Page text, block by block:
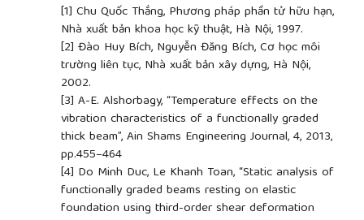
[1] Chu Quốc Thắng, Phương pháp phần tử hữu hạn,
Nhà xuất bản khoa học kỹ thuật, Hà Nội, 1997.
[2] Đào Huy Bích, Nguyễn Đăng Bích, Cơ học môi
trường liên tục, Nhà xuất bản xây dựng, Hà Nội,
2002.
[3] A-E. Alshorbagy, “Temperature effects on the
vibration characteristics of a functionally graded
thick beam”, Ain Shams Engineering Journal, 4, 2013,
pp.455–464
[4] Do Minh Duc, Le Khanh Toan, “Static analysis of
functionally graded beams resting on elastic
foundation using third-order shear deformation